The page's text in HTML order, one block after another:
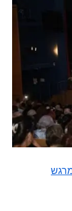
מרגש